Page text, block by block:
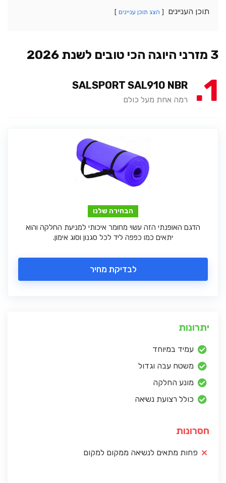
תוכן העניינים הצג תוכן עניינים
3 מזרני היוגה הכי טובים לשנת 2026
1
SALSPORT SAL910 NBR
רמה אחת מעל כולם
הבחירה שלנו
הדגם האופנתי הזה עשוי מחומר איכותי למניעת החלקה והוא
יתאים כמו כפפה ליד לכל סגנון וסוג אימון.
לבדיקת מחיר
יתרונות
עמיד במיוחד
משטח עבה וגדול
מונע החלקה
כולל רצועת נשיאה
חסרונות
פחות מתאים לנשיאה ממקום למקום